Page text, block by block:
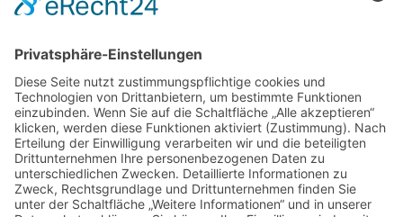
Service
Information
Unsere weiteren Shops